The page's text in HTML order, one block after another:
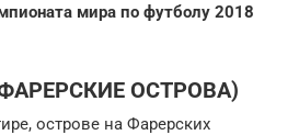
мира по футболу 2018
ОСТРОВА)
острове на Фарерских